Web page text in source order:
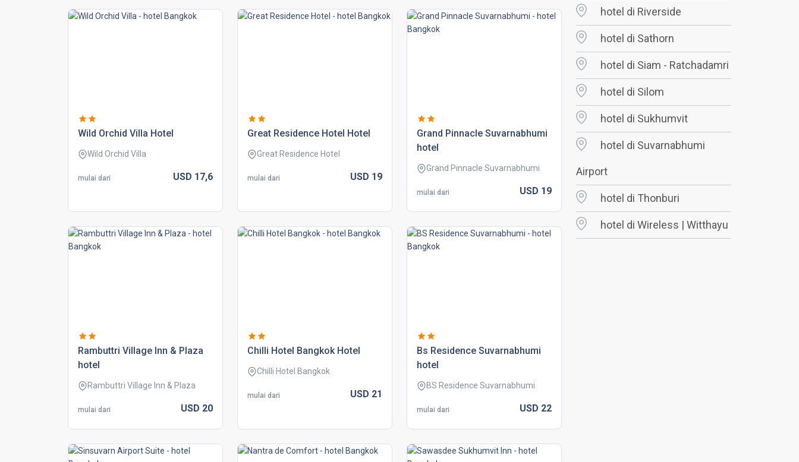
wild orchid villa hotel
Wild Orchid Villa
mulai dari USD 17,6
great residence hotel hotel
Great Residence Hotel
mulai dari USD 19
grand pinnacle suvarnabhumi
hotel
Grand Pinnacle Suvarnabhumi
mulai dari USD 19
rambuttri village inn & plaza
hotel
Rambuttri Village Inn & Plaza
mulai dari USD 20
chilli hotel bangkok hotel
Chilli Hotel Bangkok
mulai dari USD 21
bs residence suvarnabhumi
hotel
BS Residence Suvarnabhumi
mulai dari USD 22
hotel di Riverside
hotel di Sathorn
hotel di Siam - Ratchadamri
hotel di Silom
hotel di Sukhumvit
hotel di Suvarnabhumi
Airport
hotel di Thonburi
hotel di Wireless | Witthayu